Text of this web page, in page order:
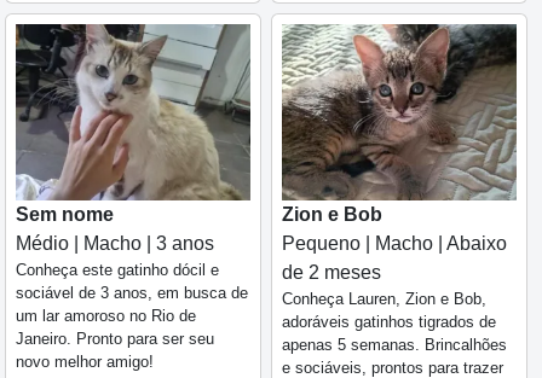
Sem nome
Médio | Macho | 3 anos
Conheça este gatinho dócil e
sociável de 3 anos, em busca de
um lar amoroso no Rio de
Janeiro. Pronto para ser seu
novo melhor amigo!
Zion e Bob
Pequeno | Macho | Abaixo
de 2 meses
Conheça Lauren, Zion e Bob,
adoráveis gatinhos tigrados de
apenas 5 semanas. Brincalhões
e sociáveis, prontos para trazer